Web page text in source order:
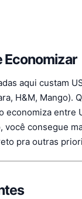
Economizar
aqui custam
H&M, Mango).
economiza entre
você consegue
pra outras